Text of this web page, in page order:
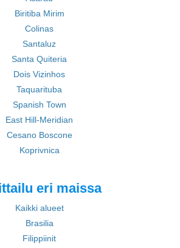
Biritiba Mirim
Colinas
Santaluz
Santa Quiteria
Dois Vizinhos
Taquarituba
Spanish Town
East Hill-Meridian
Cesano Boscone
Koprivnica
eri maissa
Kaikki alueet
Brasilia
Filippiinit